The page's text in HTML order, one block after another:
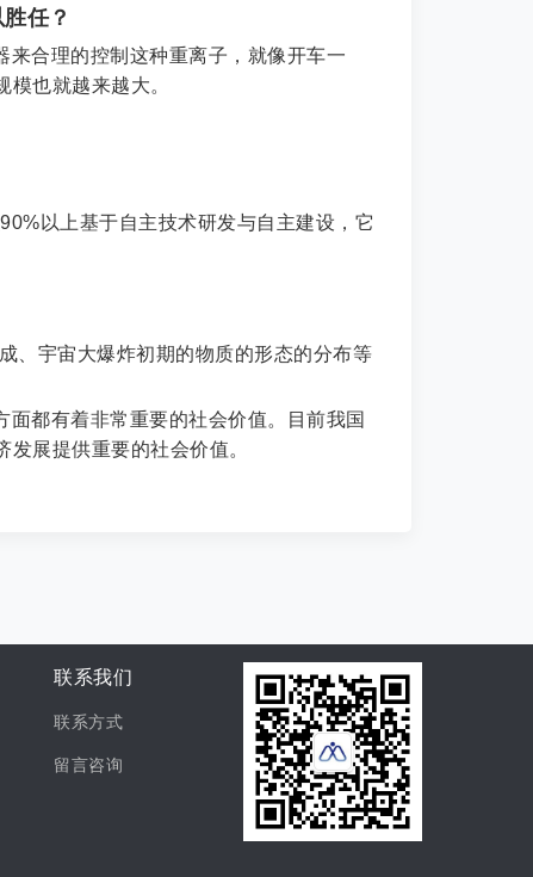
任？
合理的控制这种重离子，就像开车一
也就越来越大。
以上基于自主技术研发与自主建设，它
、宇宙大爆炸初期的物质的形态的分布等
都有着非常重要的社会价值。目前我国
展提供重要的社会价值。
联系我们
联系方式
留言咨询